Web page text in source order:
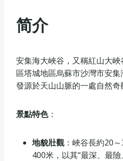
简介
安集海大峽谷，又稱紅山大
區‌塔城地區‌烏蘇市‌沙灣市安
發源於天山山脈的一處自然奇
景點特色‌：
地貌壯觀：峽谷長約20
400米，以其“最深、最險